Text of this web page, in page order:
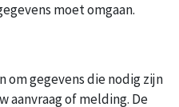
moet omgaan.
om gegevens die nodig zijn
aanvraag of melding. De